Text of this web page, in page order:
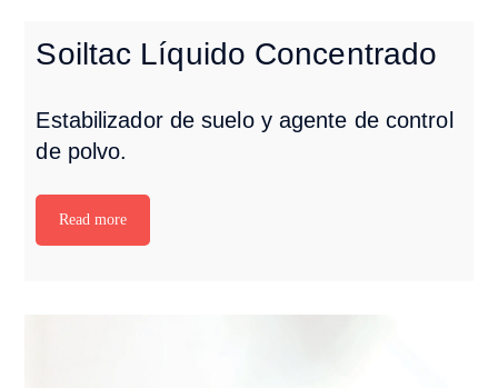
Soiltac Líquido Concentrado
Estabilizador de suelo y agente de control
de polvo.
Read more